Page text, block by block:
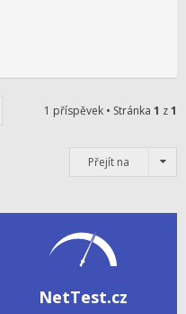
1 příspěvek • Stránka 1 z1
Přejít na
NetTest.cz